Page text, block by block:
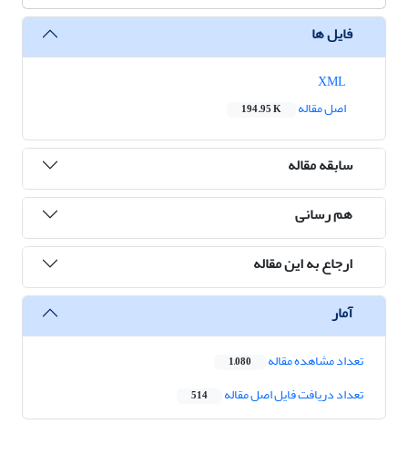
فایل ها
اصل مقاله
194.95 K
سابقه مقاله
هم رسانی
ارجاع به این مقاله
آمار
تعداد مشاهده مقاله 1,080
تعداد دریافت فایل اصل مقاله 514